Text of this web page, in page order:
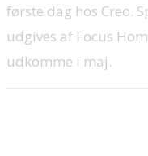
første dag hos Creo.
udgives af Focus
udkomme i maj.